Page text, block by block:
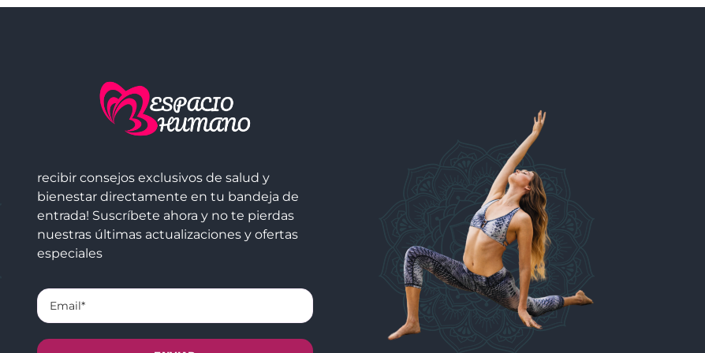
recibir consejos exclusivos de salud y
bienestar directamente en tu bandeja de
entrada! Suscríbete ahora y no te pierdas
nuestras últimas actualizaciones y ofertas
especiales